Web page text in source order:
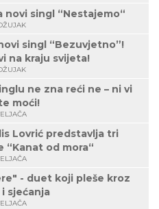
novi singl “Nestajemo“
singl “Bezuvjetno”!
na kraju svijeta!
ne zna reći ne – ni vi
moći!
Lovrić predstavlja tri
“Kanat od mora“
- duet koji pleše kroz
sjećanja